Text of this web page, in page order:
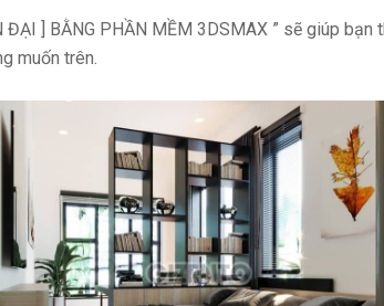
ĐẠI ] BẰNG PHẦN MỀM 3DSMAX ” sẽ giúp bạn
muốn trên.